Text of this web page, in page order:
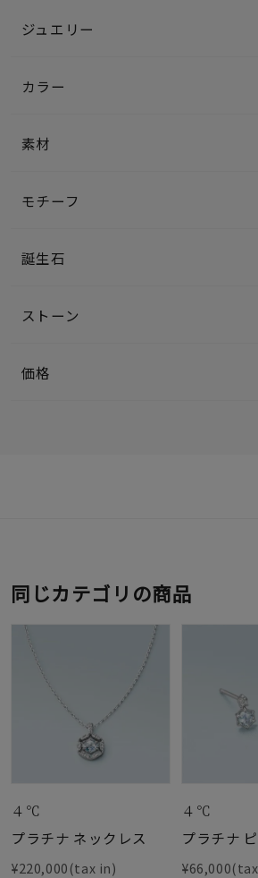
ジュエリー
カラー
素材
モチーフ
誕生石
ストーン
価格
同じカテゴリの商品
４℃
プラチナ ネックレス
¥220,000(tax in)
４℃
プラチナ